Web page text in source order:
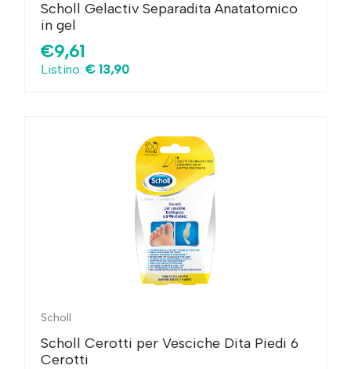
Scholl Gelactiv Separadita Anatatomico
in gel
€9,61
Listino: € 13,90
Scholl
Scholl Cerotti per Vesciche Dita Piedi 6
Cerotti